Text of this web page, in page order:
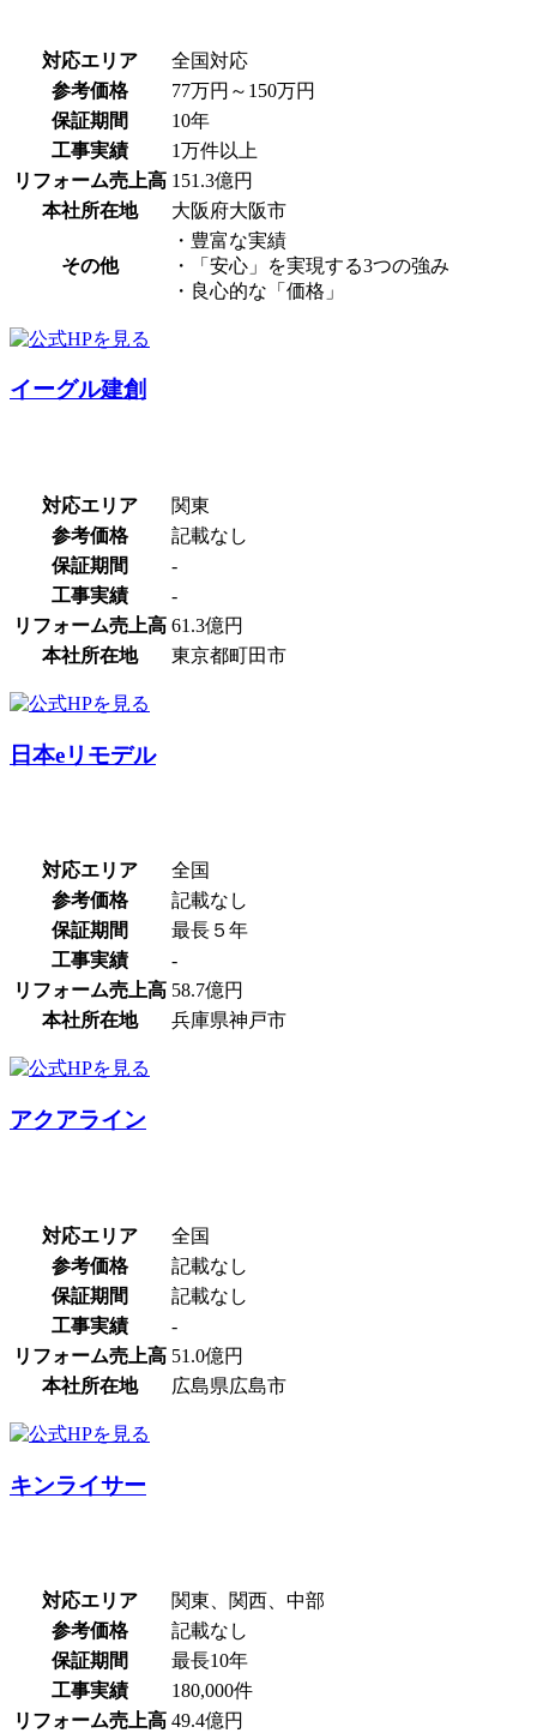
対応エリア
全国対応
参考価格
77万円～150万円
保証期間
10年
工事実績
1万件以上
リフォーム売上高 151.3億円
本社所在地
大阪府大阪市
その他
・豊富な実績
・「安心」を実現する3つの強み
・良心的な「価格」
イーグル建創
対応エリア
関東
参考価格
記載なし
保証期間
-
工事実績
-
リフォーム売上高 61.3億円
本社所在地
東京都町田市
日本eリモデル
対応エリア
全国
参考価格
記載なし
保証期間
最長５年
工事実績
-
リフォーム売上高 58.7億円
本社所在地
兵庫県神戸市
アクアライン
対応エリア
全国
参考価格
記載なし
保証期間
記載なし
工事実績
-
リフォーム売上高 51.0億円
本社所在地
広島県広島市
キンライサー
対応エリア
関東、関西、中部
参考価格
記載なし
保証期間
最長10年
工事実績
180,000件
リフォーム売上高 49.4億円